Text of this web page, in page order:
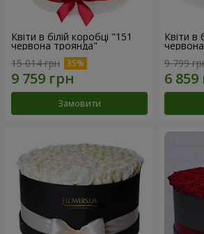
Квіти в білій коробці "151
червона троянда"
15 014 грн
Замовити
Квіти в
9 799